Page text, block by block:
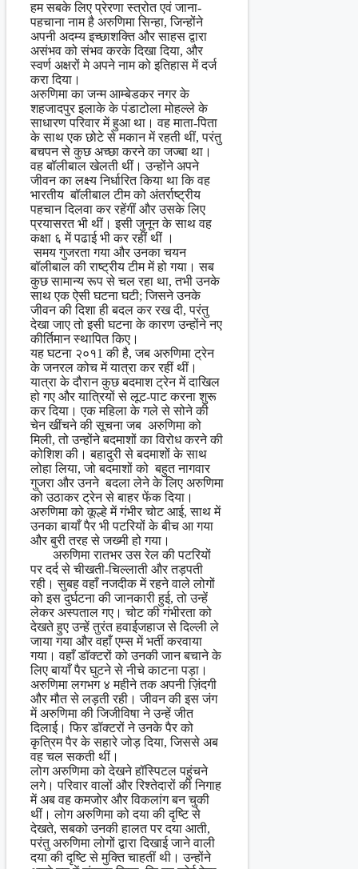
हम सबके लिए प्रेरणा स्त्रोत एवं जाना-
पहचाना नाम है अरुणिमा सिन्हा, जिन्होंने
अपनी अदम्य इच्छाशक्ति और साहस द्वारा
असंभव को संभव करके दिखा दिया, और
स्वर्ण अक्षरों मे अपने नाम को इतिहास में दर्ज
करा दिया।
अरुणिमा का जन्म आम्बेडकर नगर के
शहजादपुर इलाके के पंडाटोला मोहल्ले के
साधारण परिवार में हुआ था। वह माता-पिता
के साथ एक छोटे से मकान में रहती थीं, परंतु
बचपन से कुछ अच्छा करने का जज्बा था।
वह बॉलीबाल खेलती थीं। उन्होंने अपने
जीवन का लक्ष्य निर्धारित किया था कि वह
भारतीय बॉलीबाल टीम को अंतर्राष्ट्रीय
पहचान दिलवा कर रहेंगीं और उसके लिए
प्रयासरत भी थीं। इसी जुनून के साथ वह
कक्षा ६ में पढाई भी कर रहीं थीं ।
समय गुजरता गया और उनका चयन
बॉलीबाल की राष्ट्रीय टीम में हो गया। सब
कुछ सामान्य रूप से चल रहा था, तभी उनके
साथ एक ऐसी घटना घटी; जिसने उनके
जीवन की दिशा ही बदल कर रख दी, परंतु
देखा जाए तो इसी घटना के कारण उन्होंने नए
कीर्तिमान स्थापित किए।
यह घटना २०१1 की है, जब अरुणिमा ट्रेन
के जनरल कोच में यात्रा कर रहीं थीं।
यात्रा के दौरान कुछ बदमाश ट्रेन में दाखिल
हो गए और यात्रियों से लूट-पाट करना शुरू
कर दिया। एक महिला के गले से सोने की
चेन खींचने की सूचना जब अरुणिमा को
मिली, तो उन्होंने बदमाशों का विरोध करने की
कोशिश की। बहादुरी से बदमाशों के साथ
लोहा लिया, जो बदमाशों को बहुत नागवार
गुजरा और उनने बदला लेने के लिए अरुणिमा
को उठाकर ट्रेन से बाहर फेंक दिया।
अरुणिमा को कूल्हे में गंभीर चोट आई, साथ में
उनका बायाँ पैर भी पटरियों के बीच आ गया
और बुरी तरह से जख्मी हो गया।
अरुणिमा रातभर उस रेल की पटरियों
पर दर्द से चीखती-चिल्लाती और तड़पती
रही। सुबह वहाँ नजदीक में रहने वाले लोगों
को इस दुर्घटना की जानकारी हुई, तो उन्हें
लेकर अस्पताल गए। चोट की गंभीरता को
देखते हुए उन्हें तुरंत हवाईजहाज से दिल्ली ले
जाया गया और वहाँ एम्स में भर्ती करवाया
गया। वहाँ डॉक्टरों को उनकी जान बचाने के
लिए बायाँ पैर घुटने से नीचे काटना पड़ा।
अरुणिमा लगभग ४ महीने तक अपनी ज़िंदगी
और मौत से लड़ती रही। जीवन की इस जंग
में अरुणिमा की जिजीविषा ने उन्हें जीत
दिलाई। फिर डॉक्टरों ने उनके पैर को
कृत्रिम पैर के सहारे जोड़ दिया, जिससे अब
वह चल सकती थीं।
लोग अरुणिमा को देखने हॉस्पिटल पहुंचने
लगे। परिवार वालों और रिश्तेदारों की निगाह
में अब वह कमजोर और विकलांग बन चुकी
थीं। लोग अरुणिमा को दया की दृष्टि से
देखते, सबको उनकी हालत पर दया आती,
परंतु अरुणिमा लोगों द्वारा दिखाई जाने वाली
दया की दृष्टि से मुक्ति चाहतीं थी। उन्होंने